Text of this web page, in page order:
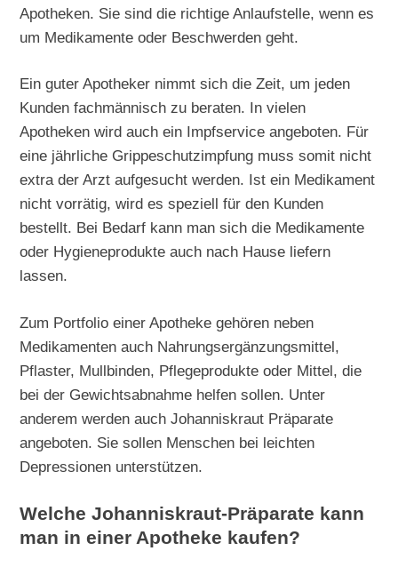
Apotheken. Sie sind die richtige Anlaufstelle, wenn es
um Medikamente oder Beschwerden geht.
Ein guter Apotheker nimmt sich die Zeit, um jeden
Kunden fachmännisch zu beraten. In vielen
Apotheken wird auch ein Impfservice angeboten. Für
eine jährliche Grippeschutzimpfung muss somit nicht
extra der Arzt aufgesucht werden. Ist ein Medikament
nicht vorrätig, wird es speziell für den Kunden
bestellt. Bei Bedarf kann man sich die Medikamente
oder Hygieneprodukte auch nach Hause liefern
lassen.
Zum Portfolio einer Apotheke gehören neben
Medikamenten auch Nahrungsergänzungsmittel,
Pflaster, Mullbinden, Pflegeprodukte oder Mittel, die
bei der Gewichtsabnahme helfen sollen. Unter
anderem werden auch Johanniskraut Präparate
angeboten. Sie sollen Menschen bei leichten
Depressionen unterstützen.
Welche Johanniskraut-Präparate kann
man in einer Apotheke kaufen?